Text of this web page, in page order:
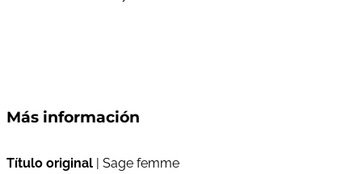
Más información
Título original | Sage femme